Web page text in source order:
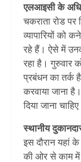
एलआइसी के
चकराता रोड
व्यापारियों को
रहे हैं। ऐसे में
रहा है। गुरुवार
प्रबंधन का तर्क
करवाया जाना
दिया जाना
स्थानीय
इस दौरान यहां
की ओर से काम में